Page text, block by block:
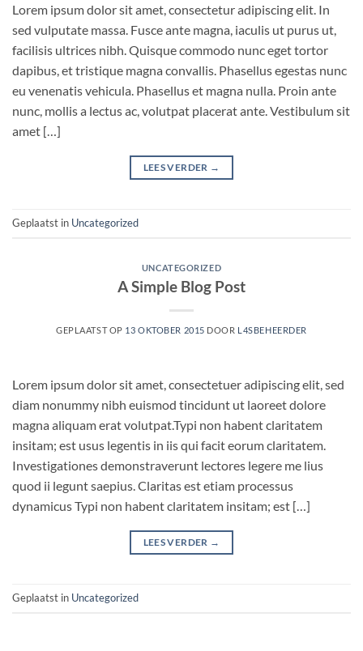
Lorem ipsum dolor sit amet, consectetur adipiscing elit. In
sed vulputate massa. Fusce ante magna, iaculis ut purus ut,
facilisis ultrices nibh. Quisque commodo nunc eget tortor
dapibus, et tristique magna convallis. Phasellus egestas nunc
eu venenatis vehicula. Phasellus et magna nulla. Proin ante
nunc, mollis a lectus ac, volutpat placerat ante. Vestibulum sit
amet […]
LEES VERDER →
Geplaatst in Uncategorized
UNCATEGORIZED
A Simple Blog Post
GEPLAATST OP 13 OKTOBER 2015 DOOR L4SBEHEERDER
Lorem ipsum dolor sit amet, consectetuer adipiscing elit, sed
diam nonummy nibh euismod tincidunt ut laoreet dolore
magna aliquam erat volutpat.Typi non habent claritatem
insitam; est usus legentis in iis qui facit eorum claritatem.
Investigationes demonstraverunt lectores legere me lius
quod ii legunt saepius. Claritas est etiam processus
dynamicus Typi non habent claritatem insitam; est […]
LEES VERDER →
Geplaatst in Uncategorized